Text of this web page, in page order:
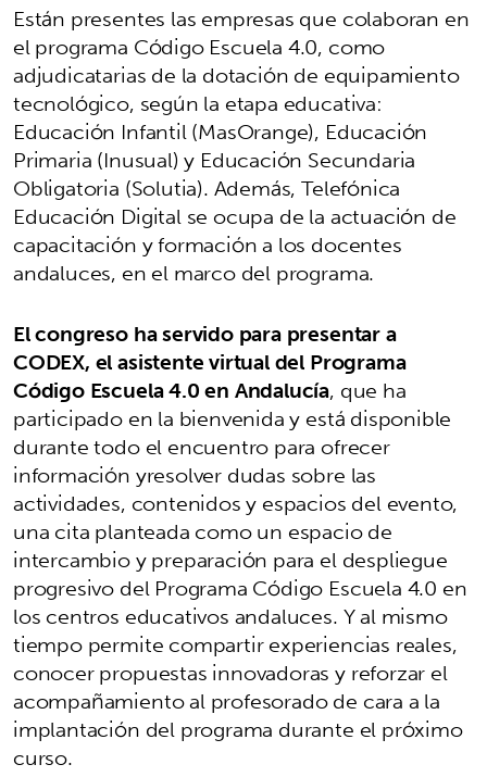
Están presentes las empresas que colaboran en
el programa Código Escuela 4.0, como
adjudicatarias de la dotación de equipamiento
tecnológico, según la etapa educativa:
Educación Infantil (MasOrange), Educación
Primaria (Inusual) y Educación Secundaria
Obligatoria (Solutia). Además, Telefónica
Educación Digital se ocupa de la actuación de
capacitación y formación a los docentes
andaluces, en el marco del programa.
El congreso ha servido para presentar a
CODEX, el asistente virtual del Programa
Código Escuela 4.0 en Andalucía, que ha
participado en la bienvenida y está disponible
durante todo el encuentro para ofrecer
información yresolver dudas sobre las
actividades, contenidos y espacios del evento,
una cita planteada como un espacio de
intercambio y preparación para el despliegue
progresivo del Programa Código Escuela 4.0 en
los centros educativos andaluces. Y al mismo
tiempo permite compartir experiencias reales,
conocer propuestas innovadoras y reforzar el
acompañamiento al profesorado de cara a la
implantación del programa durante el próximo
curso.